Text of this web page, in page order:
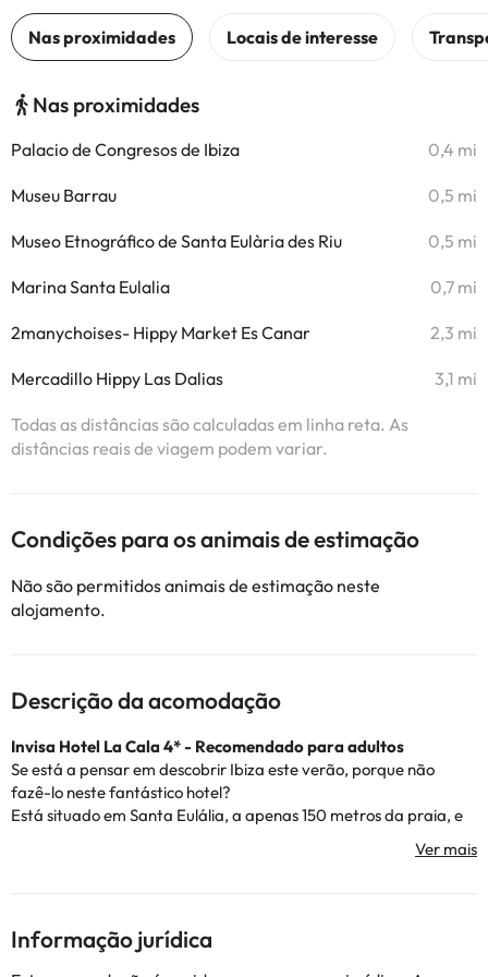
Nas proximidades
Palacio de Congresos de Ibiza 0,4 mi
Museu Barrau 0,5 mi
Museo Etnográfico de Santa Eulària des Riu 0,5 mi
Marina Santa Eulalia 0,7 mi
2manychoises- Hippy Market Es Canar 2,3 mi
Mercadillo Hippy Las Dalias 3,1 mi
Todas as distâncias são calculadas em linha reta. As
distâncias reais de viagem podem variar.
Condições para os animais de estimação
Não são permitidos animais de estimação neste
alojamento.
Descrição da acomodação
Invisa Hotel La Cala 4* - Recomendado para adultos
Se está a pensar em descobrir Ibiza este verão, porque não
fazê-lo neste fantástico hotel?
Está situado em Santa Eulália, a apenas 150 metros da praia, e
em pleno centro de lazer turístico para umas férias de luxo.
Oferece-lhe também um cenário de sonho para que possa
gratuita nas zonas comuns e um ginásio, caso lhe apeteça fazer
mais algum desporto durante as suas férias.
Informação jurídica